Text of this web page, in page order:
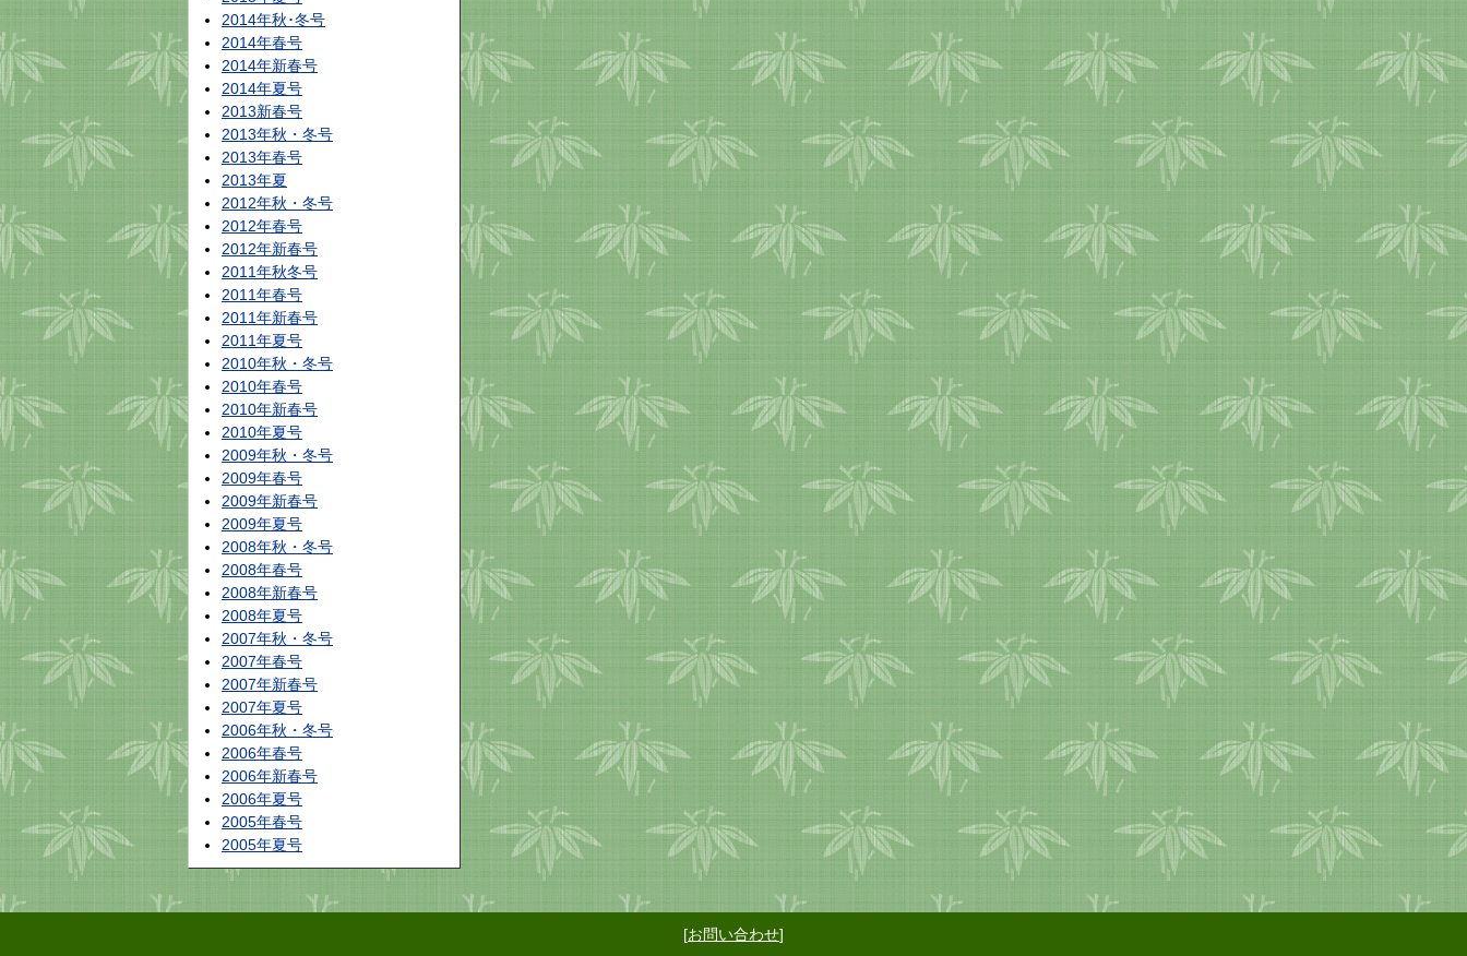
2014年秋･冬号
2014年春号
2014年新春号
2014年夏号
2013新春号
2013年秋・冬号
2013年春号
2013年夏
2012年秋・冬号
2012年春号
2012年新春号
2011年秋冬号
2011年春号
2011年新春号
2011年夏号
2010年秋・冬号
2010年春号
2010年新春号
2010年夏号
2009年秋・冬号
2009年春号
2009年新春号
2009年夏号
2008年秋・冬号
2008年春号
2008年新春号
2008年夏号
2007年秋・冬号
2007年春号
2007年新春号
2007年夏号
2006年秋・冬号
2006年春号
2006年新春号
2006年夏号
2005年春号
2005年夏号
[お問い合わせ]